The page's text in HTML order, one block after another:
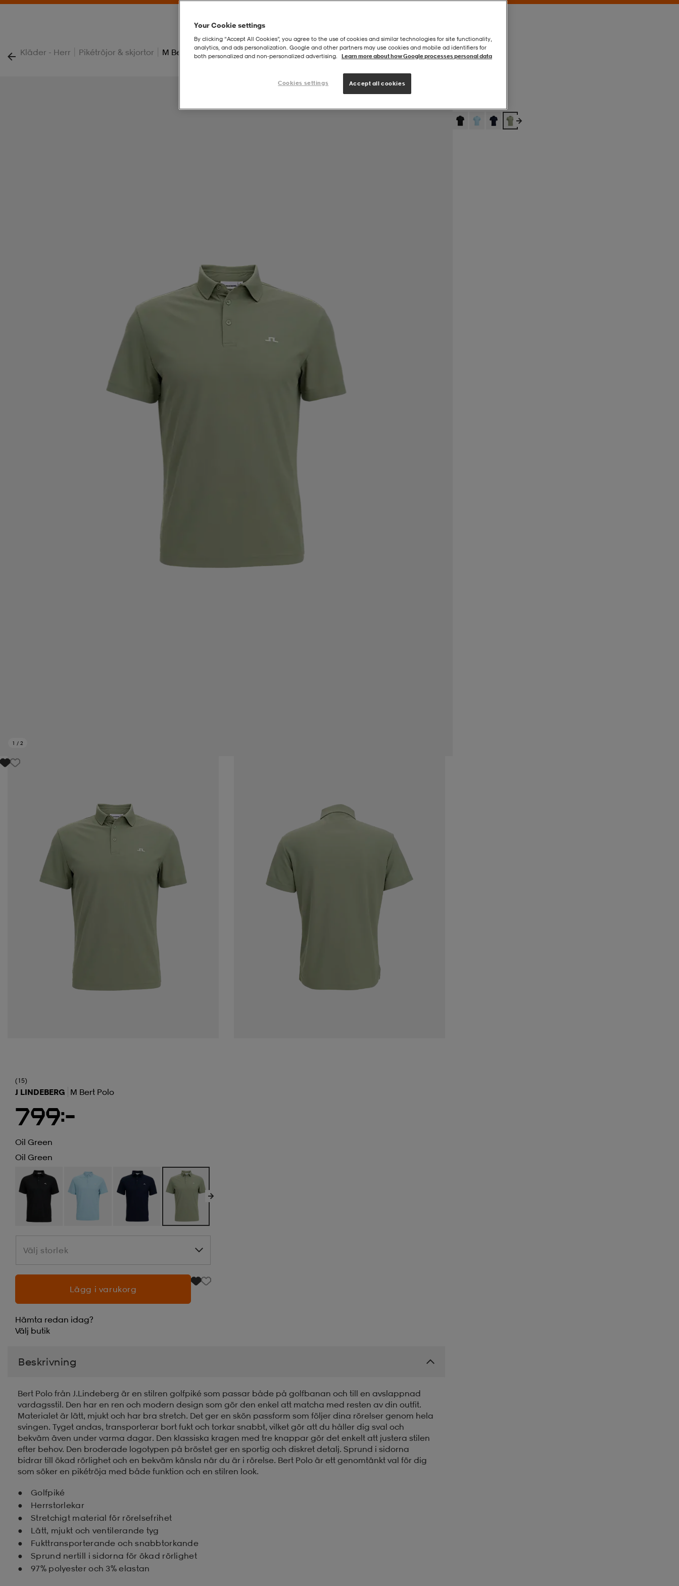
Kläder - Herr | Pikétröjor & skjortor | M Bert Polo
1 / 2
(15)
J LINDEBERG M Bert Polo
799:-
Oil Green
Oil Green
Välj storlek
Välj storlek
Lägg i varukorg
Hämta redan idag?
Välj butik
Beskrivning
Bert Polo från J.Lindeberg är en stilren golfpiké som passar både på golfbanan och till en avslappnad
vardagsstil. Den har en ren och modern design som gör den enkel att matcha med resten av din outfit.
Materialet är lätt, mjukt och har bra stretch. Det ger en skön passform som följer dina rörelser genom hela
svingen. Tyget andas, transporterar bort fukt och torkar snabbt, vilket gör att du håller dig sval och
bekväm även under varma dagar. Den klassiska kragen med tre knappar gör det enkelt att justera stilen
efter behov. Den broderade logotypen på bröstet ger en sportig och diskret detalj. Sprund i sidorna
bidrar till ökad rörlighet och en bekväm känsla när du är i rörelse. Bert Polo är ett genomtänkt val för dig
som söker en pikétröja med både funktion och en stilren look.
Golfpiké
Herrstorlekar
Stretchigt material för rörelsefrihet
Lätt, mjukt och ventilerande tyg
Fukttransporterande och snabbtorkande
Sprund nertill i sidorna för ökad rörlighet
97% polyester och 3% elastan
Your Cookie settings
By clicking “Accept All Cookies”, you agree to the use of cookies and similar technologies for site functionality,
analytics, and ads personalization. Google and other partners may use cookies and mobile ad identifiers for
both personalized and non‑personalized advertising.
Learn more about how Google processes personal data
Cookies settings Accept all cookies